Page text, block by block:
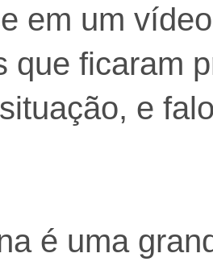
em um
que ficaram
e
é uma